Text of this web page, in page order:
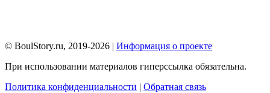
© BoulStory.ru, 2019-2026 | Информация о проекте
При использовании материалов гиперссылка обязательна.
Политика конфиденциальности | Обратная связь